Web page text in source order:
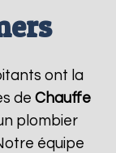
ont la
de Chauffe
plombier
équipe